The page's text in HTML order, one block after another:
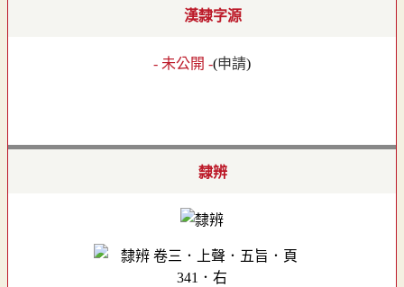
漢隸字源
- 未公開 -(申請)
隸辨